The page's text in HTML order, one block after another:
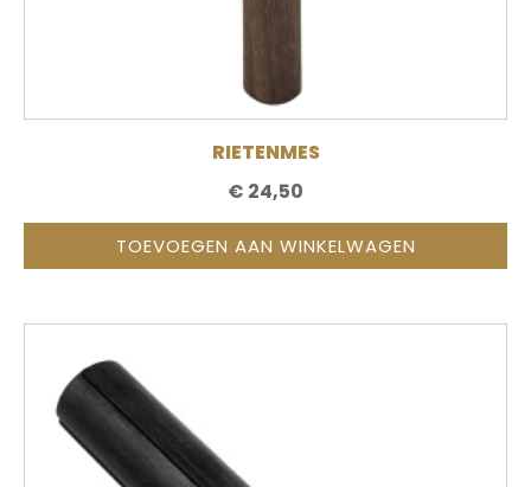
RIETENMES
€ 24,50
TOEVOEGEN AAN WINKELWAGEN